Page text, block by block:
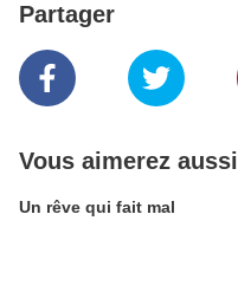
Partager
Vous aimerez aussi
Un rêve qui fait mal